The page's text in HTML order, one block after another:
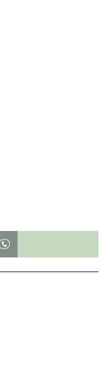
pinterest